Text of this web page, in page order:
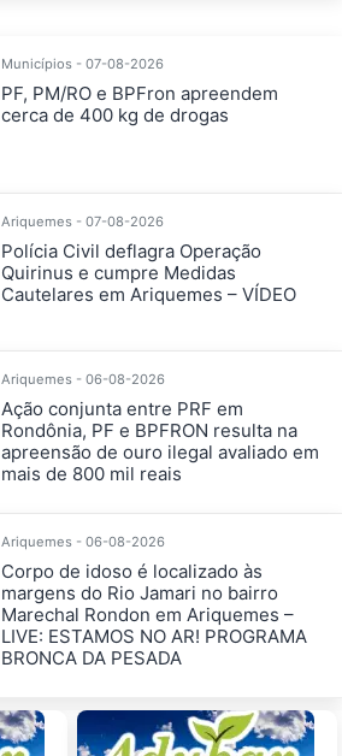
Municípios - 07-08-2026
PF, PM/RO e BPFron apreendem
cerca de 400 kg de drogas
Ariquemes - 07-08-2026
Polícia Civil deflagra Operação
Quirinus e cumpre Medidas
Cautelares em Ariquemes – VÍDEO
Ariquemes - 06-08-2026
Ação conjunta entre PRF em
Rondônia, PF e BPFRON resulta na
apreensão de ouro ilegal avaliado em
mais de 800 mil reais
Ariquemes - 06-08-2026
Corpo de idoso é localizado às
margens do Rio Jamari no bairro
Marechal Rondon em Ariquemes –
LIVE: ESTAMOS NO AR! PROGRAMA
BRONCA DA PESADA